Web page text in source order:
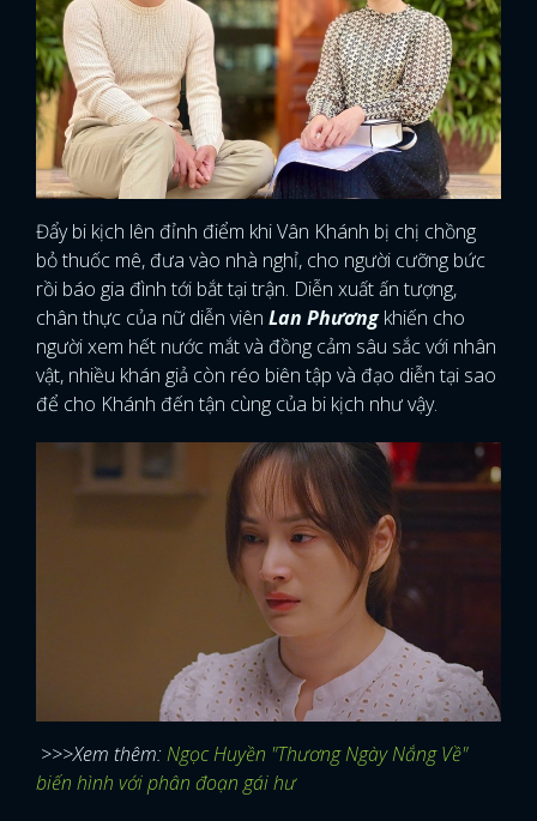
Đẩy bi kịch lên đỉnh điểm khi Vân Khánh bị chị chồng
bỏ thuốc mê, đưa vào nhà nghỉ, cho người cưỡng bức
rồi báo gia đình tới bắt tại trận. Diễn xuất ấn tượng,
chân thực của nữ diễn viên Lan Phươngkhiến cho
người xem hết nước mắt và đồng cảm sâu sắc với nhân
vật, nhiều khán giả còn réo biên tập và đạo diễn tại sao
để cho Khánh đến tận cùng của bi kịch như vậy.
>>>Xem thêm:Ngọc Huyền "Thương Ngày Nắng Về"
biến hình với phân đoạn gái hư